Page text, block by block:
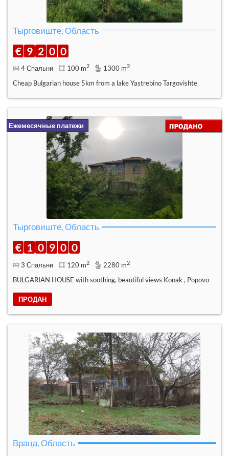
Тырговиште, Область
€ 9 2 0 0
4 Спальни 100 m2 1300 m2
Cheap Bulgarian house 5km from a lake Yastrebino Targovishte
Тырговиште, Область
Ежемесячные платежи
€ 1 0 9 0 0
3 Спальни 120 m2 2280 m2
BULGARIAN HOUSE with soothing, beautiful views Konak , Popovo
ПРОДАН
Враца, Область